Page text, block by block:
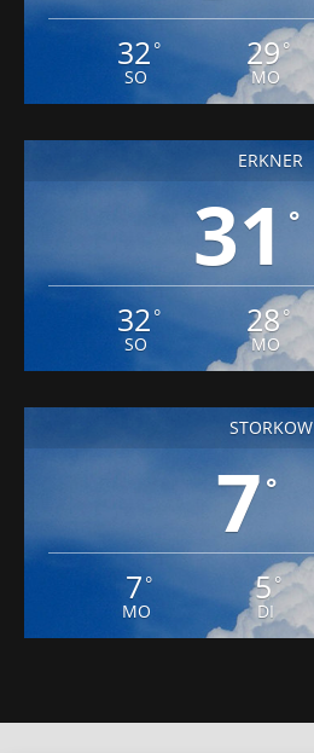
32 °
SO
29°
MO
ERKNER
31 °
32 °
SO
28°
MO
STORKOW
7°
7 °
MO
5°
DI